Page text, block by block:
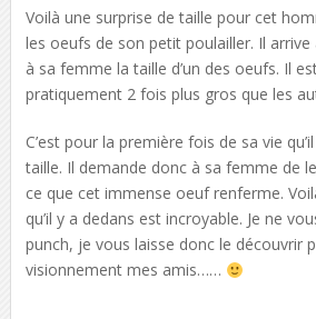
Voilà une surprise de taille pour cet
les oeufs de son petit poulailler. Il
à sa femme la taille d’un des oeufs. Il
pratiquement 2 fois plus gros que les
C’est pour la première fois de sa vie
taille. Il demande donc à sa femme de
ce que cet immense oeuf renferme.
qu’il y a dedans est incroyable. Je ne
punch, je vous laisse donc le découvrir
visionnement mes amis……